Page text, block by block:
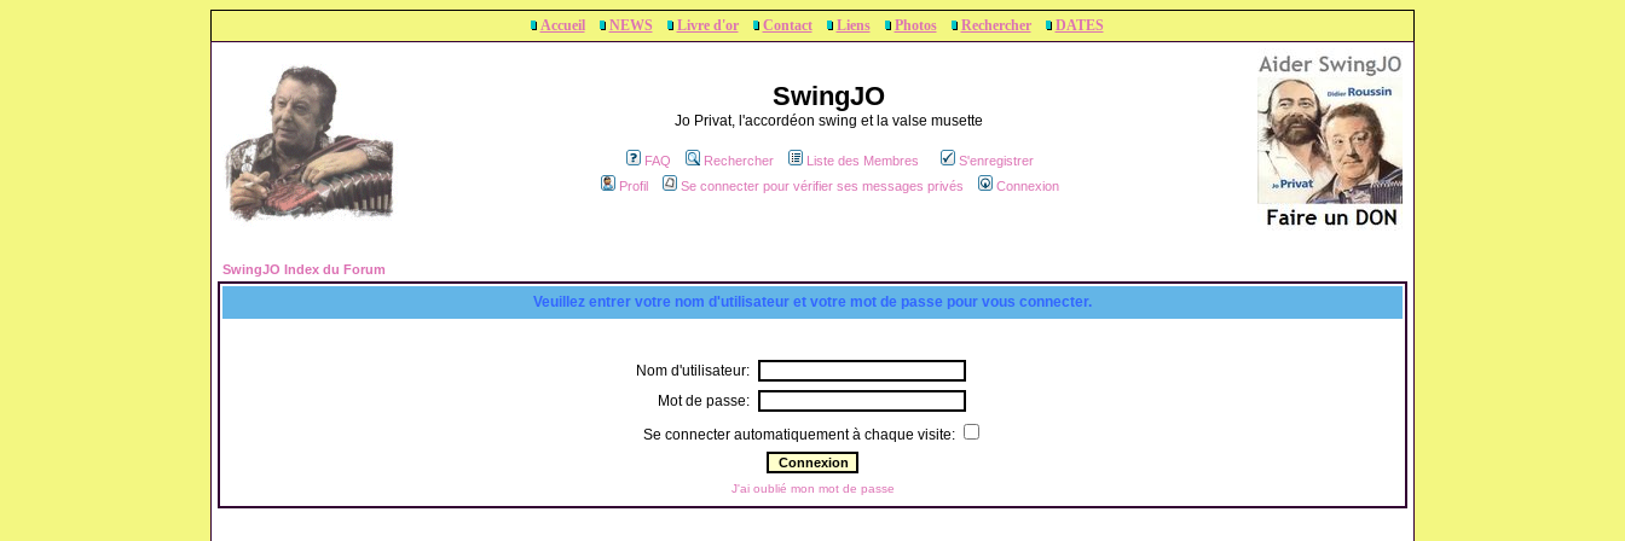
Accueil NEWS Livre d'or Contact Liens Photos Rechercher DATES
SwingJO
Jo Privat, l'accordéon swing et la valse musette
FAQ Rechercher Liste des Membres
S'enregistrer
Profil
Se connecter pour vérifier ses messages privés Connexion
SwingJO Index du Forum
Veuillez entrer votre nom d'utilisateur et votre mot de passe pour vous connecter.
Nom d'utilisateur:
Mot de passe:
Se connecter automatiquement à chaque visite:
J'ai oublié mon mot de passe